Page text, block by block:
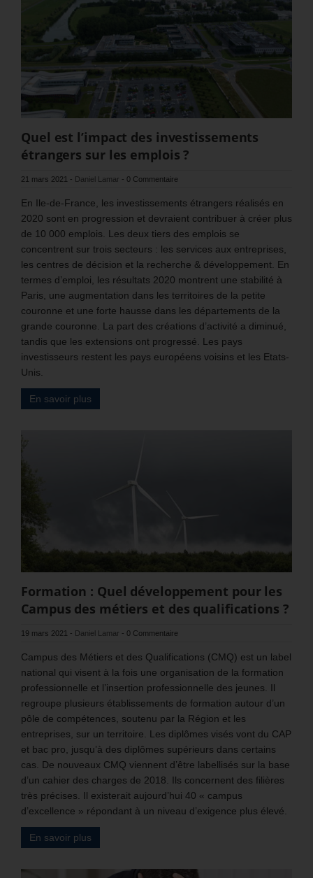
Quel est l’impact des investissements
étrangers sur les emplois ?
21 mars 2021 - Daniel Lamar - 0 Commentaire
En Ile-de-France, les investissements étrangers réalisés en
2020 sont en progression et devraient contribuer à créer plus
de 10 000 emplois. Les deux tiers des emplois se
concentrent sur trois secteurs : les services aux entreprises,
les centres de décision et la recherche & développement. En
termes d’emploi, les résultats 2020 montrent une stabilité à
Paris, une augmentation dans les territoires de la petite
couronne et une forte hausse dans les départements de la
grande couronne. La part des créations d’activité a diminué,
tandis que les extensions ont progressé. Les pays
investisseurs restent les pays européens voisins et les Etats-
Unis.
En savoir plus
Formation : Quel développement pour les
Campus des métiers et des qualifications ?
19 mars 2021 - Daniel Lamar - 0 Commentaire
Campus des Métiers et des Qualifications (CMQ) est un label
national qui visent à la fois une organisation de la formation
professionnelle et l’insertion professionnelle des jeunes. Il
regroupe plusieurs établissements de formation autour d’un
pôle de compétences, soutenu par la Région et les
entreprises, sur un territoire. Les diplômes visés vont du CAP
et bac pro, jusqu’à des diplômes supérieurs dans certains
cas. De nouveaux CMQ viennent d’être labellisés sur la base
d’un cahier des charges de 2018. Ils concernent des filières
très précises. Il existerait aujourd’hui 40 « campus
d’excellence » répondant à un niveau d’exigence plus élevé.
En savoir plus